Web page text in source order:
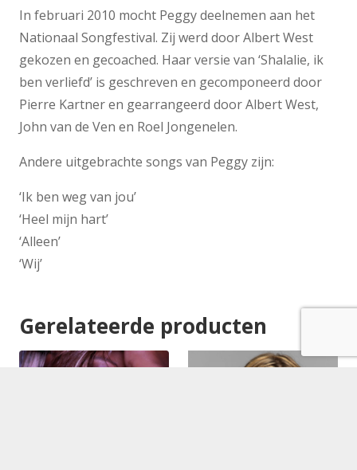
In februari 2010 mocht Peggy deelnemen aan het
Nationaal Songfestival. Zij werd door Albert West
gekozen en gecoached. Haar versie van ‘Shalalie, ik
ben verliefd’ is geschreven en gecomponeerd door
Pierre Kartner en gearrangeerd door Albert West,
John van de Ven en Roel Jongenelen.
Andere uitgebrachte songs van Peggy zijn:
‘Ik ben weg van jou’
‘Heel mijn hart’
‘Alleen’
‘Wij’
Gerelateerde producten